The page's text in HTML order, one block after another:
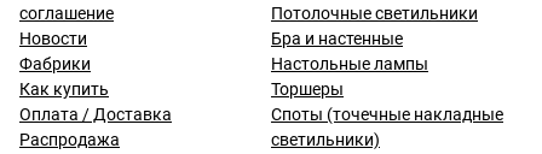
соглашение
Новости
Фабрики
Как купить
Оплата / Доставка
Распродажа
Потолочные светильники
Бра и настенные
Настольные лампы
Торшеры
Споты (точечные накладные
светильники)